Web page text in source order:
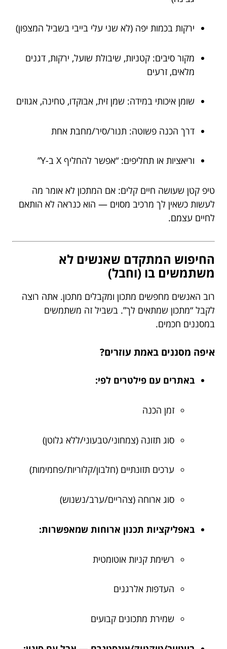
ירקות בכמות יפה (לא שני עלי בייבי בשביל המצפון)
מקור סיבים: קטניות, שיבולת שועל, ירקות, דגנים
מלאים, זרעים
שומן איכותי במידה: שמן זית, אבוקדו, טחינה, אגוזים
דרך הכנה פשוטה: תנור/סיר/מחבת אחת
וריאציות או תחליפים: “אפשר להחליף X ב-Y”
טיפ קטן שעושה חיים קלים: אם המתכון לא אומר מה
לעשות כשאין לך מרכיב מסוים — הוא כנראה לא הותאם
לחיים עצמם.
החיפוש המתקדם שאנשים לא
משתמשים בו (וחבל)
רוב האנשים מחפשים מתכון ומקבלים מתכון. אתה רוצה
לקבל “מתכון שמתאים לך”. בשביל זה משתמשים
במסננים חכמים.
איפה מסננים באמת עוזרים?
באתרים עם פילטרים לפי:
זמן הכנה
סוג תזונה (צמחוני/טבעוני/ללא גלוטן)
ערכים תזונתיים (חלבון/קלוריות/פחמימות)
סוג ארוחה (צהריים/ערב/נשנוש)
באפליקציות תכנון ארוחות שמאפשרות:
רשימת קניות אוטומטית
העדפות אלרגנים
שמירת מתכונים קבועים